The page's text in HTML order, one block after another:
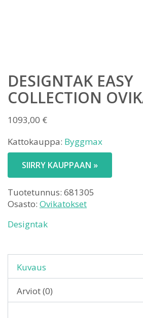
DESIGNTAK EASY
COLLECTION
1093,00 €
Kattokauppa: Byggmax
SIIRRY KAUPPAAN »
Tuotetunnus: 681305
Osasto: Ovikatokset
Designtak
Kuvaus
Arviot (0)